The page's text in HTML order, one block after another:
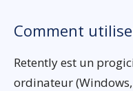
Comment
Retently est un
ordinateur